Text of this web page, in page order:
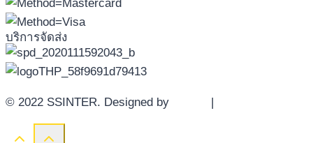
บริการจัดส่ง
© 2022 SSINTER. Designed by |